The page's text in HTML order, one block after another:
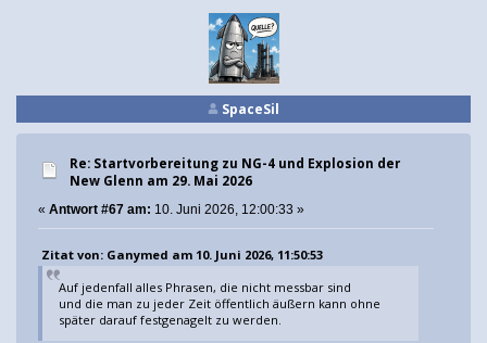
SpaceSil
Re: Startvorbereitung zu NG-4 und Explosion der
New Glenn am 29. Mai 2026
« Antwort #67 am: 10. Juni 2026, 12:00:33 »
Zitat von: Ganymed am 10. Juni 2026, 11:50:53
Auf jedenfall alles Phrasen, die nicht messbar sind
und die man zu jeder Zeit öffentlich äußern kann ohne
später darauf festgenagelt zu werden.